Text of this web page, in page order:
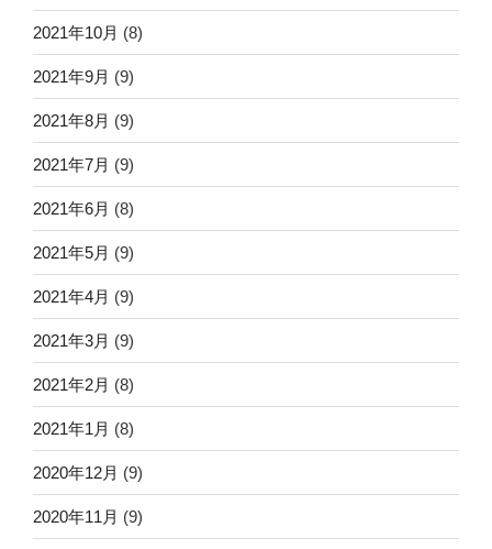
2021年10月 (8)
2021年9月 (9)
2021年8月 (9)
2021年7月 (9)
2021年6月 (8)
2021年5月 (9)
2021年4月 (9)
2021年3月 (9)
2021年2月 (8)
2021年1月 (8)
2020年12月 (9)
2020年11月 (9)